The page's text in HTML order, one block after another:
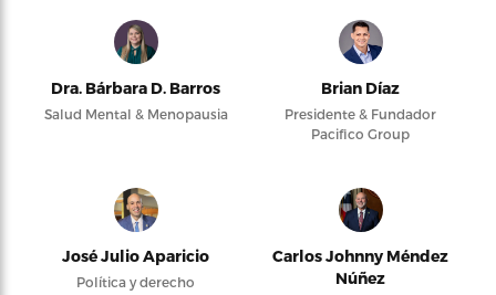
Dra. Bárbara D. Barros
Salud Mental & Menopausia
Brian Díaz
Presidente & Fundador
Pacifico Group
José Julio Aparicio
Política y derecho
Carlos Johnny Méndez
Núñez